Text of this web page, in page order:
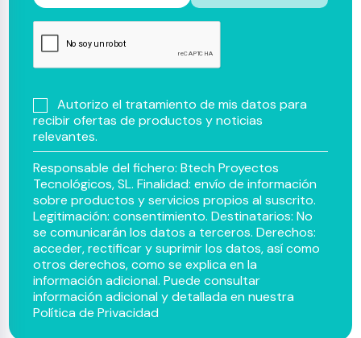
Autorizo el tratamiento de mis datos para
recibir ofertas de productos y noticias
relevantes.
Responsable del fichero: Btech Proyectos
Tecnológicos, SL. Finalidad: envío de información
sobre productos y servicios propios al suscrito.
Legitimación: consentimiento. Destinatarios: No
se comunicarán los datos a terceros. Derechos:
acceder, rectificar y suprimir los datos, así como
otros derechos, como se explica en la
información adicional. Puede consultar
información adicional y detallada en nuestra
Política de Privacidad